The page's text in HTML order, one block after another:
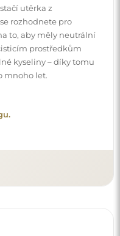
utěrka z
rozhodnete pro
to, aby měly neutrální
prostředkům
kyseliny – díky tomu
mnoho let.